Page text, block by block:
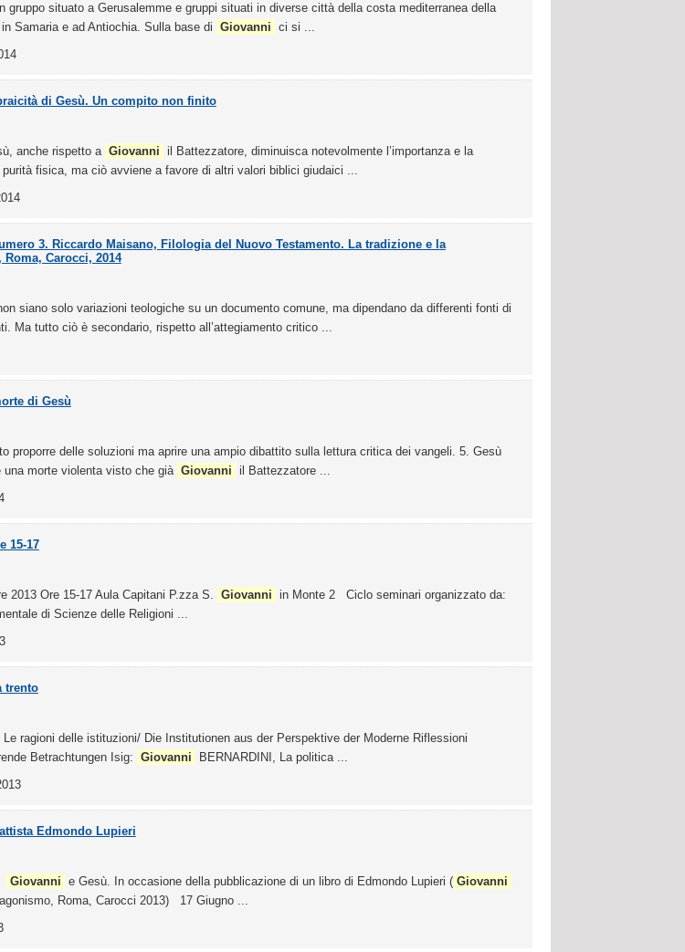
gruppo situato a Gerusalemme e gruppi situati in diverse città della costa mediterranea della
Samaria e ad Antiochia. Sulla base di Giovanni ci si ...
di Gesù. Un compito non finito
anche rispetto a Giovanni il Battezzatore, diminuisca notevolmente l’importanza e la
fisica, ma ciò avviene a favore di altri valori biblici giudaici ...
3. Riccardo Maisano, Filologia del Nuovo Testamento. La tradizione e la
Carocci, 2014
siano solo variazioni teologiche su un documento comune, ma dipendano da differenti fonti di
Ma tutto ciò è secondario, rispetto all’attegiamento critico ...
di Gesù
proporre delle soluzioni ma aprire una ampio dibattito sulla lettura critica dei vangeli. 5. Gesù
una morte violenta visto che già Giovanni il Battezzatore ...
15-17
Ore 15-17 Aula Capitani P.zza S. Giovanni in Monte 2 Ciclo seminari organizzato da:
di Scienze delle Religioni ...
trento
ragioni delle istituzioni/ Die Institutionen aus der Perspektive der Moderne Riflessioni
Betrachtungen Isig:
Giovanni
BERNARDINI, La politica ...
Edmondo Lupieri
Giovanni e Gesù. In occasione della pubblicazione di un libro di Edmondo Lupieri ( Giovanni
Roma, Carocci 2013) 17 Giugno ...